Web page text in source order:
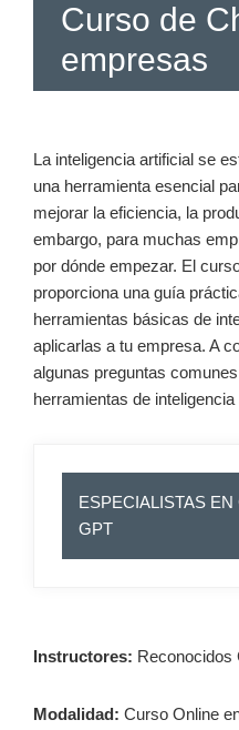
Curso de
empresas
La inteligencia artificial se
una herramienta esencial
mejorar la eficiencia, la
embargo, para muchas
por dónde empezar. El
proporciona una guía
herramientas básicas de
aplicarlas a tu empresa. A
algunas preguntas
herramientas de inteligencia
ESPECIALISTAS
GPT
Instructores: Reconocidos
Modalidad: Curso Online